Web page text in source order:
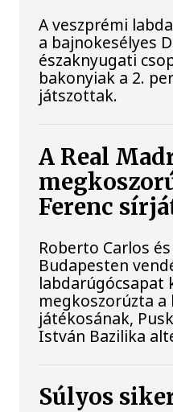
A veszprémi
a bajnokesélyes
északnyugati
bakonyiak a 2.
játszottak.
A Real
Ferenc
Roberto Carlos
Budapesten
labdarúgócsapat
megkoszorúzta
játékosának,
István Bazilika
Súlyos